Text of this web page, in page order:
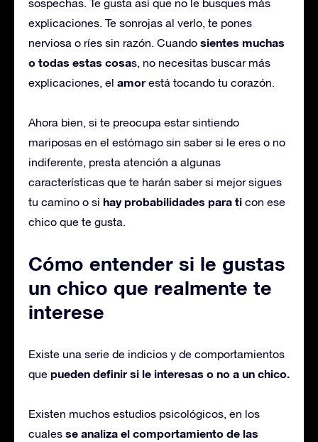
sospechas. Te gusta así que no le busques más
explicaciones. Te sonrojas al verlo, te pones
nerviosa o ríes sin razón. Cuando sientes muchas
o todas estas cosas, no necesitas buscar más
explicaciones, el amorestá tocando tu corazón.
Ahora bien, si te preocupa estar sintiendo
mariposas en el estómago sin saber si le eres o no
indiferente, presta atención a algunas
características que te harán saber si mejor sigues
tu camino o si hay probabilidades para ti con ese
chico que te gusta.
Cómo entender si le gustas
un chico que realmente te
interese
Existe una serie de indicios y de comportamientos
que pueden definir si le interesas o no a un chico.
Existen muchos estudios psicológicos, en los
cuales se analiza el comportamiento de las